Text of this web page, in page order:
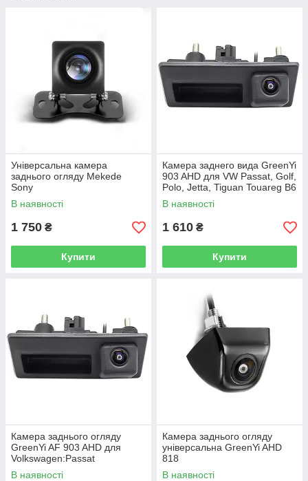
Універсальна камера
заднього огляду Mekede
Sony
В наявності
1 750 ₴
Купити
Камера заднего вида GreenYi
903 AHD для VW Passat, Golf,
Polo, Jetta, Tiguan Touareg B6
B7 Audi A3 A4 A5 A6 S5
В наявності
1 610 ₴
Купити
Камера заднього огляду
GreenYi AF 903 AHD для
Volkswagen:Passat
CC,B7/Golf 6/Jetta 6/Tiguan
В наявності
Камера заднього огляду
універсальна GreenYi AHD
818
В наявності